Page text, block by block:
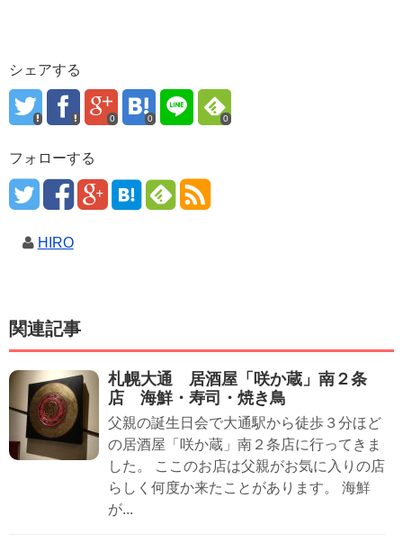
シェアする
0 0 0
フォローする
HIRO
関連記事
札幌大通 居酒屋「咲か蔵」南２条
店 海鮮・寿司・焼き鳥
父親の誕生日会で大通駅から徒歩３分ほど
の居酒屋「咲か蔵」南２条店に行ってきま
した。 ここのお店は父親がお気に入りの店
らしく何度か来たことがあります。 海鮮
が...